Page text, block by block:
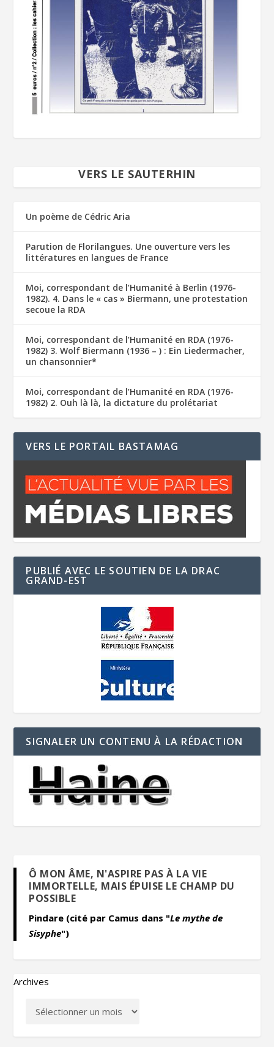
VERS LE SAUTERHIN
Un poème de Cédric Aria
Parution de Florilangues. Une ouverture vers les
littératures en langues de France
Moi, correspondant de l’Humanité à Berlin (1976-
1982). 4. Dans le « cas » Biermann, une protestation
secoue la RDA
Moi, correspondant de l’Humanité en RDA (1976-
1982) 3. Wolf Biermann (1936 – ) : Ein Liedermacher,
un chansonnier*
Moi, correspondant de l’Humanité en RDA (1976-
1982) 2. Ouh là là, la dictature du prolétariat
VERS LE PORTAIL BASTAMAG
PUBLIÉ AVEC LE SOUTIEN DE LA DRAC
GRAND-EST
SIGNALER UN CONTENU À LA RÉDACTION
Ô MON ÂME, N'ASPIRE PAS À LA VIE
IMMORTELLE, MAIS ÉPUISE LE CHAMP DU
POSSIBLE
Pindare (cité par Camus dans "Le mythe de
Sisyphe")
Archives